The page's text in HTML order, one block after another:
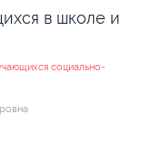
в школе и
социально-